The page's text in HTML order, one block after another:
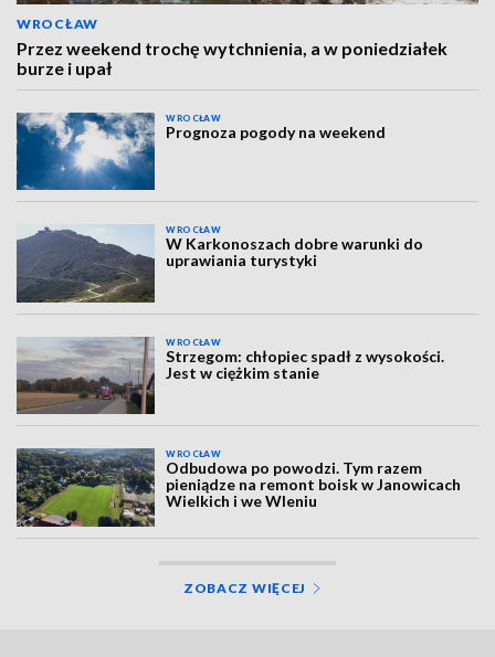
WROCŁAW
Przez weekend trochę wytchnienia, a w poniedziałek
burze i upał
WROCŁAW
Prognoza pogody na weekend
WROCŁAW
W Karkonoszach dobre warunki do
uprawiania turystyki
WROCŁAW
Strzegom: chłopiec spadł z wysokości.
Jest w ciężkim stanie
WROCŁAW
Odbudowa po powodzi. Tym razem
pieniądze na remont boisk w Janowicach
Wielkich i we Wleniu
ZOBACZ WIĘCEJ